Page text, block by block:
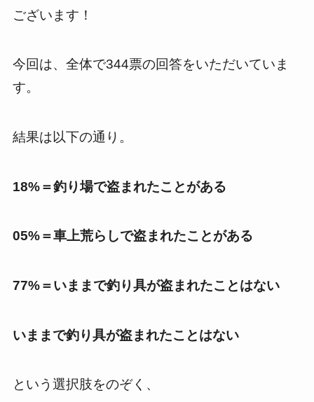
ございます！
今回は、全体で344票の回答をいただいていま
す。
結果は以下の通り。
18%＝釣り場で盗まれたことがある
05%＝車上荒らしで盗まれたことがある
77%＝いままで釣り具が盗まれたことはない
いままで釣り具が盗まれたことはない
という選択肢をのぞく、